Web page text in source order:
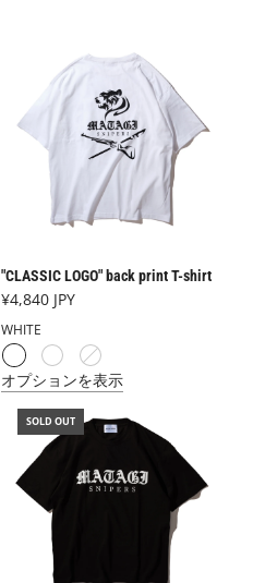
"CLASSIC LOGO" back print T-shirt
¥4,840 JPY
WHITE
オプションを表示
SOLD OUT